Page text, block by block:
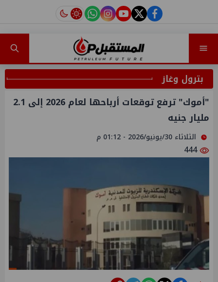
facebook
twitter
youtube
instagram
tiktok
بترول وغاز
"أموك" ترفع توقعات أرباحها لعام 2026 إلى 2.1
مليار جنيه
الثلاثاء 30/يونيو/2026 - 01:12 م
444